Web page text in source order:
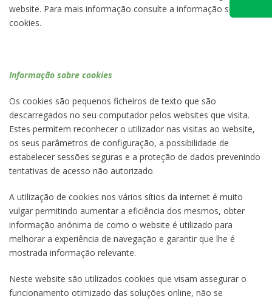
website. Para mais informação consulte a informação sobre
cookies.
Informação sobre cookies
Os cookies são pequenos ficheiros de texto que são
descarregados no seu computador pelos websites que visita.
Estes permitem reconhecer o utilizador nas visitas ao website,
os seus parâmetros de configuração, a possibilidade de
estabelecer sessões seguras e a proteção de dados prevenindo
tentativas de acesso não autorizado.
A utilização de cookies nos vários sítios da internet é muito
vulgar permitindo aumentar a eficiência dos mesmos, obter
informação anónima de como o website é utilizado para
melhorar a experiência de navegação e garantir que lhe é
mostrada informação relevante.
Neste website são utilizados cookies que visam assegurar o
funcionamento otimizado das soluções online, não se